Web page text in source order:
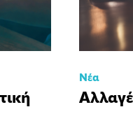
Νέα